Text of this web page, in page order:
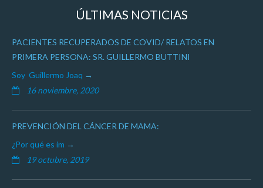
ÚLTIMAS NOTICIAS
PACIENTES RECUPERADOS DE COVID/ RELATOS EN
PRIMERA PERSONA: SR. GUILLERMO BUTTINI
Soy Guillermo Joaq
16 noviembre, 2020
PREVENCIÓN DEL CÁNCER DE MAMA:
¿Por qué es im
19 octubre, 2019